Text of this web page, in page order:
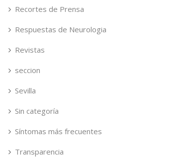
Recortes de Prensa
Respuestas de Neurologia
Revistas
seccion
Sevilla
Sin categoría
Síntomas más frecuentes
Transparencia